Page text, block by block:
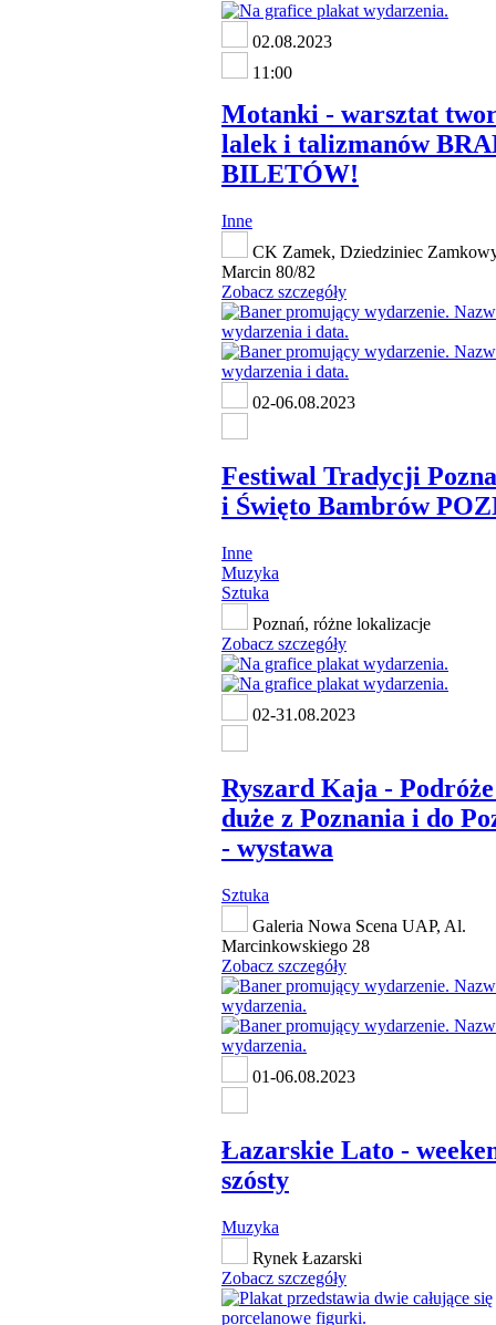
02.08.2023
11:00
Motanki - warsztat
lalek i talizmanów
BILETÓW!
Inne
CK Zamek, Dziedziniec
Marcin 80/82
Zobacz szczegóły
02-06.08.2023
Festiwal Tradycji
i Święto Bambrów
Inne
Muzyka
Sztuka
Poznań, różne lokalizacje
Zobacz szczegóły
02-31.08.2023
Ryszard Kaja - Podróże
duże z Poznania i do
- wystawa
Sztuka
Galeria Nowa Scena UAP, Al.
Marcinkowskiego 28
Zobacz szczegóły
01-06.08.2023
Łazarskie Lato -
szósty
Muzyka
Rynek Łazarski
Zobacz szczegóły